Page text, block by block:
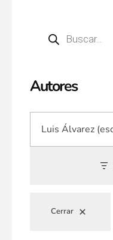
Autores
Cerrar